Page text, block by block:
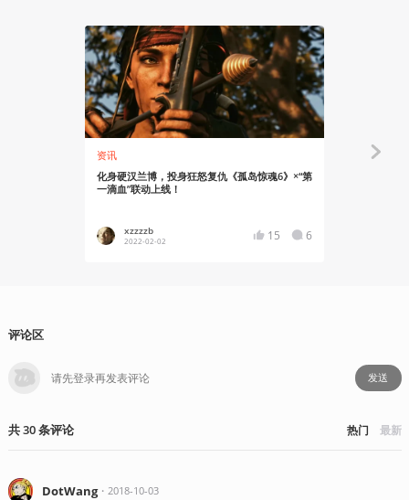
资讯
化身硬汉兰博，投身狂怒复仇《孤岛惊魂6》×“第
一滴血”联动上线！
xzzzzb
2022-02-02 15 6
评论区
发送
共30条评论 热门 最新
DotWang・ 2018-10-03